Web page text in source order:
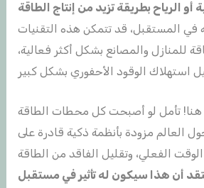
الرياح بطريقة تزيد من إنتاج الطاقة
في المستقبل، قد تتمكن هذه التقنيات
للمنازل والمصانع بشكل أكثر فعالية،
هنا! تأمل لو أصبحت كل محطات الطاقة
العالم مزودة بأنظمة ذكية قادرة على
الفعلي، وتقليل الفاقد من الطاقة
أن هذا سيكون له تأثير في مستقبل